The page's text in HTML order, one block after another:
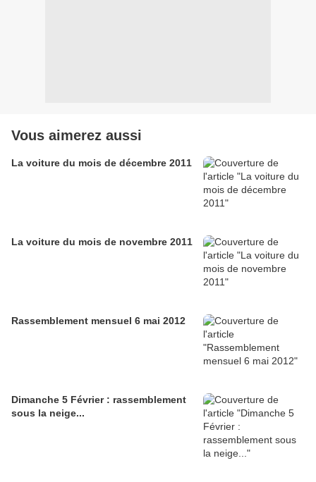
Vous aimerez aussi
La voiture du mois de décembre 2011
La voiture du mois de novembre 2011
Rassemblement mensuel 6 mai 2012
Dimanche 5 Février : rassemblement
sous la neige...